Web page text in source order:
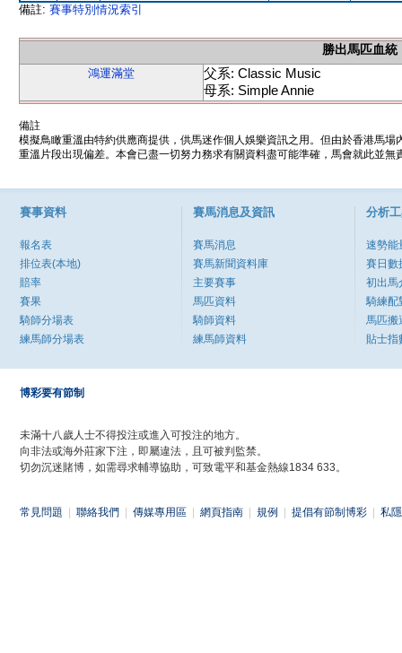
備註: 賽事特別情況索引
勝出馬匹血統
鴻運滿堂
父系: Classic Music
母系: Simple Annie
備註
模擬鳥瞰重溫由特約供應商提供，供馬迷作個人娛樂資訊之用。但由於香港馬
重溫片段出現偏差。本會已盡一切努力務求有關資料盡可能準確，馬會就此並
賽事資料
報名表
排位表(本地)
賠率
賽果
騎師分場表
練馬師分場表
賽馬消息及資訊
賽馬消息
賽馬新聞資料庫
主要賽事
馬匹資料
騎師資料
練馬師資料
分析
速勢能
賽日數
初出馬
騎練配
馬匹搬
貼士指
博彩要有節制
未滿十八歲人士不得投注或進入可投注的地方。
向非法或海外莊家下注，即屬違法，且可被判監禁。
切勿沉迷賭博，如需尋求輔導協助，可致電平和基金熱線1834 633。
常見問題 聯絡我們 傳媒專用區 網頁指南 規例 提倡有節制博彩 私